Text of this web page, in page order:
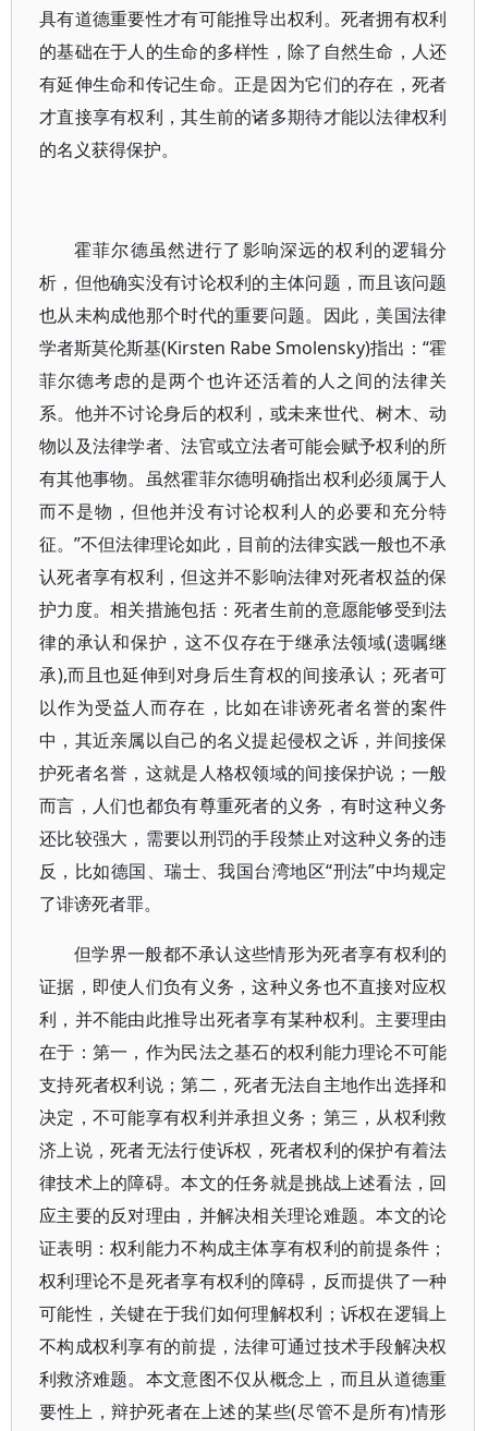
具有道德重要性才有可能推导出权利。死者拥有权利
的基础在于人的生命的多样性，除了自然生命，人还
有延伸生命和传记生命。正是因为它们的存在，死者
才直接享有权利，其生前的诸多期待才能以法律权利
的名义获得保护。
霍菲尔德虽然进行了影响深远的权利的逻辑分
析，但他确实没有讨论权利的主体问题，而且该问题
也从未构成他那个时代的重要问题。因此，美国法律
学者斯莫伦斯基(Kirsten Rabe Smolensky)指出：“霍
菲尔德考虑的是两个也许还活着的人之间的法律关
系。他并不讨论身后的权利，或未来世代、树木、动
物以及法律学者、法官或立法者可能会赋予权利的所
有其他事物。虽然霍菲尔德明确指出权利必须属于人
而不是物，但他并没有讨论权利人的必要和充分特
征。”不但法律理论如此，目前的法律实践一般也不承
认死者享有权利，但这并不影响法律对死者权益的保
护力度。相关措施包括：死者生前的意愿能够受到法
律的承认和保护，这不仅存在于继承法领域(遗嘱继
承),而且也延伸到对身后生育权的间接承认；死者可
以作为受益人而存在，比如在诽谤死者名誉的案件
中，其近亲属以自己的名义提起侵权之诉，并间接保
护死者名誉，这就是人格权领域的间接保护说；一般
而言，人们也都负有尊重死者的义务，有时这种义务
还比较强大，需要以刑罚的手段禁止对这种义务的违
反，比如德国、瑞士、我国台湾地区“刑法”中均规定
了诽谤死者罪。
但学界一般都不承认这些情形为死者享有权利的
证据，即使人们负有义务，这种义务也不直接对应权
利，并不能由此推导出死者享有某种权利。主要理由
在于：第一，作为民法之基石的权利能力理论不可能
支持死者权利说；第二，死者无法自主地作出选择和
决定，不可能享有权利并承担义务；第三，从权利救
济上说，死者无法行使诉权，死者权利的保护有着法
律技术上的障碍。本文的任务就是挑战上述看法，回
应主要的反对理由，并解决相关理论难题。本文的论
证表明：权利能力不构成主体享有权利的前提条件；
权利理论不是死者享有权利的障碍，反而提供了一种
可能性，关键在于我们如何理解权利；诉权在逻辑上
不构成权利享有的前提，法律可通过技术手段解决权
利救济难题。本文意图不仅从概念上，而且从道德重
要性上，辩护死者在上述的某些(尽管不是所有)情形